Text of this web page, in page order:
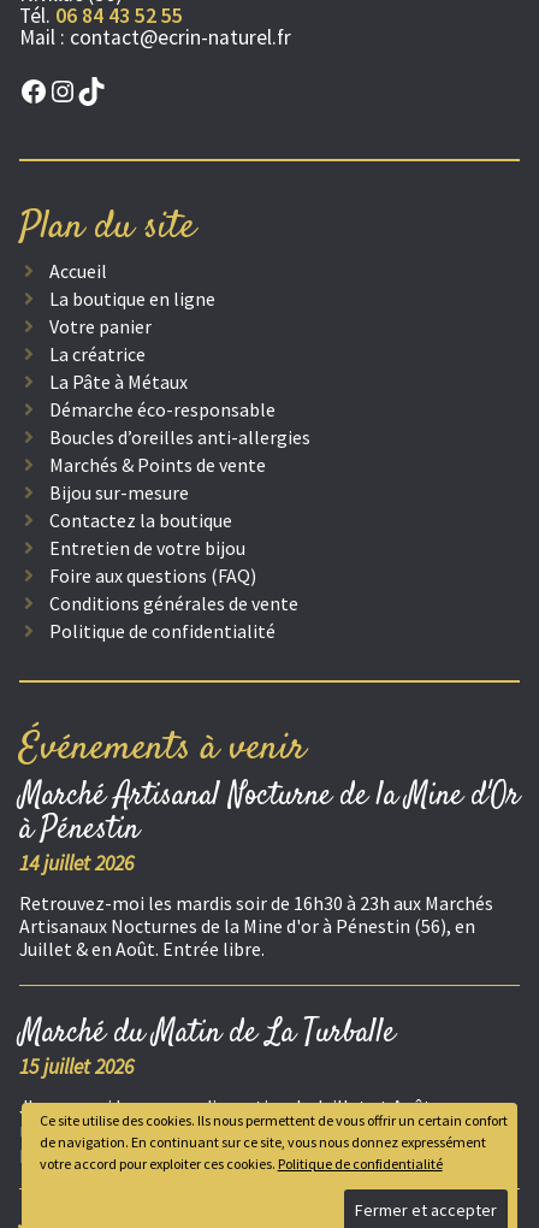
Tél. 06 84 43 52 55
Mail : contact@ecrin-naturel.fr
Facebook
Instagram
TikTok
Plan du site
Accueil
La boutique en ligne
Votre panier
La créatrice
La Pâte à Métaux
Démarche éco-responsable
Boucles d’oreilles anti-allergies
Marchés & Points de vente
Bijou sur-mesure
Contactez la boutique
Entretien de votre bijou
Foire aux questions (FAQ)
Conditions générales de vente
Politique de confidentialité
Événements à venir
Marché Artisanal Nocturne de la Mine d'Or
à Pénestin
14 juillet 2026
Retrouvez-moi les mardis soir de 16h30 à 23h aux Marchés
Artisanaux Nocturnes de la Mine d'or à Pénestin (56), en
Juillet & en Août. Entrée libre.
Marché du Matin de La Turballe
15 juillet 2026
J'exposerai les mercredis matins de Juillet et Août, au
marché de la Turballe, de 8h à 13h. Marché alimentaire,
producteurs et artisanat local.
Ce site utilise des cookies. Ils nous permettent de vous offrir un certain confort
de navigation. En continuant sur ce site, vous nous donnez expressément
votre accord pour exploiter ces cookies. Politique de confidentialité